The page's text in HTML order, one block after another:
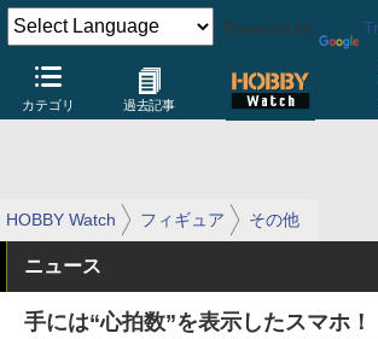
Powered by
カテゴリ 過去記事
HOBBY Watch フィギュア その他
ニュース
手には“心拍数”を表示したスマホ